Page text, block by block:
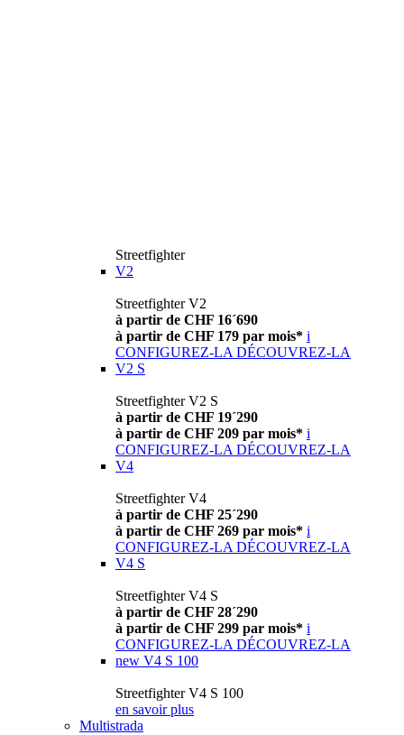
Streetfighter
V2
Streetfighter V2
à partir de CHF 16´690
à partir de CHF 179 par mois* i
CONFIGUREZ-LA DÉCOUVREZ-LA
V2 S
Streetfighter V2 S
à partir de CHF 19´290
à partir de CHF 209 par mois* i
CONFIGUREZ-LA DÉCOUVREZ-LA
V4
Streetfighter V4
à partir de CHF 25´290
à partir de CHF 269 par mois* i
CONFIGUREZ-LA DÉCOUVREZ-LA
V4 S
Streetfighter V4 S
à partir de CHF 28´290
à partir de CHF 299 par mois* i
CONFIGUREZ-LA DÉCOUVREZ-LA
new V4 S 100
Streetfighter V4 S 100
en savoir plus
Multistrada